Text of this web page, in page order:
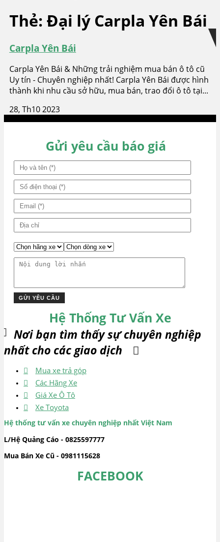
Skip
Skip
Thẻ: Đại lý Carpla Yên Bái
Carpla Yên Bái
Carpla Yên Bái & Những trải nghiệm mua bán ô tô cũ
Uy tín - Chuyên nghiệp nhất! Carpla Yên Bái được hình
thành khi nhu cầu sở hữu, mua bán, trao đổi ô tô tại...
28, Th10 2023
Gửi yêu cầu báo giá
Hệ Thống Tư Vấn Xe
Nơi bạn tìm thấy sự chuyên nghiệp
nhất cho các giao dịch
Mua xe trả góp
Các Hãng Xe
Giá Xe Ô Tô
Xe Toyota
Hệ thống tư vấn xe chuyên nghiệp nhất Việt Nam
L/Hệ Quảng Cáo - 0825597777
Mua Bán Xe Cũ - 0981115628
FACEBOOK